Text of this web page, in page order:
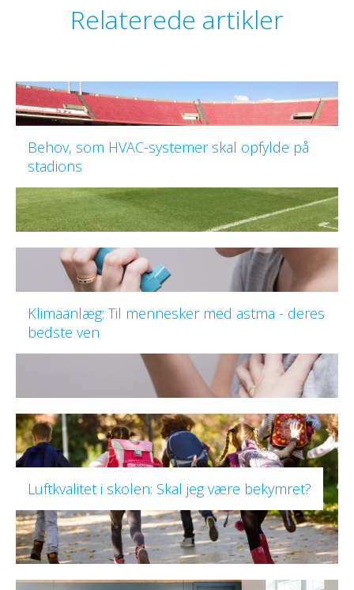
Relaterede artikler
Behov, som HVAC-systemer skal opfylde på
stadions
Klimaanlæg: Til mennesker med astma - deres
bedste ven
Luftkvalitet i skolen: Skal jeg være bekymret?